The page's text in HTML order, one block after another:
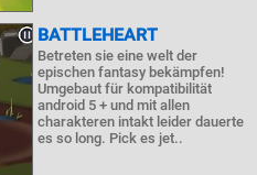
BATTLEHEART
Betreten sie eine welt der
epischen fantasy bekämpfen!
Umgebaut für kompatibilität
android 5 + und mit allen
charakteren intakt leider dauerte
es so long. Pick es jet..